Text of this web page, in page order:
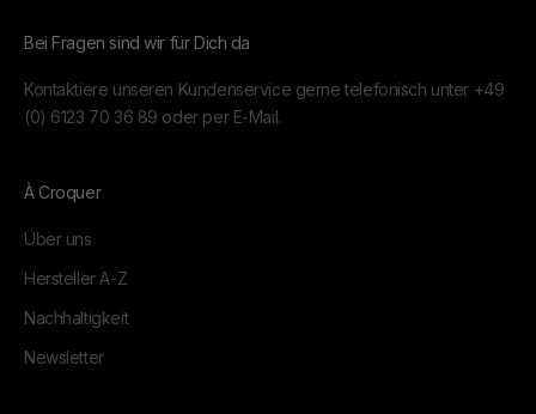
Bei Fragen sind wir für Dich da
Kontaktiere unseren Kundenservice gerne telefonisch unter +49
(0) 6123 70 36 89 oder per E-Mail.
À Croquer
Über uns
Hersteller A-Z
Nachhaltigkeit
Newsletter